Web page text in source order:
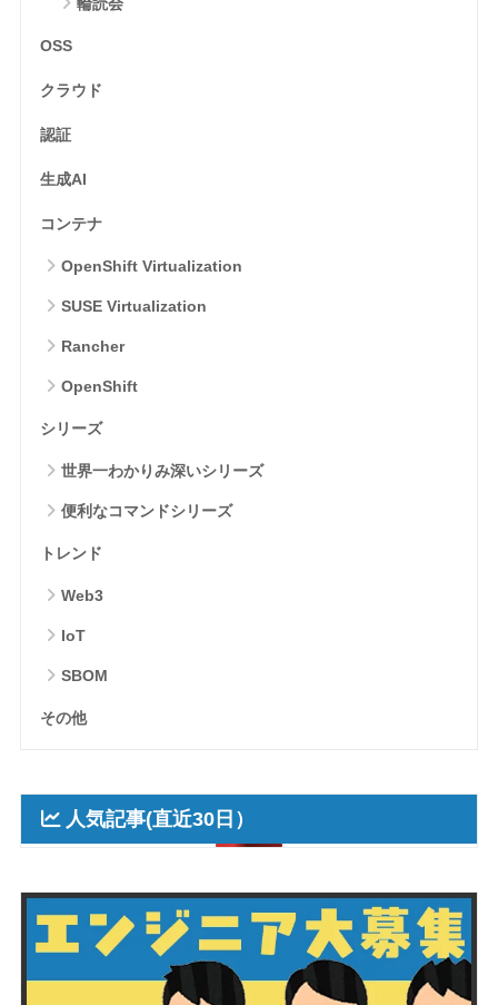
OSS
クラウド
認証
生成AI
コンテナ
OpenShift Virtualization
SUSE Virtualization
Rancher
OpenShift
シリーズ
世界一わかりみ深いシリーズ
便利なコマンドシリーズ
トレンド
Web3
IoT
SBOM
その他
人気記事(直近30日）